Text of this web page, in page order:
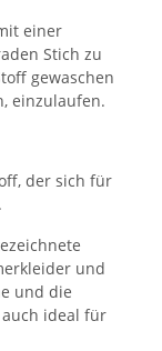
einer
Stich zu
gewaschen
einzulaufen.
der sich für
und
und die
ideal für